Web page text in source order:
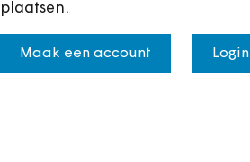
plaatsen.
Maak een account Login